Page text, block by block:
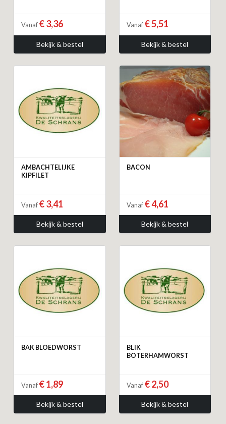
Vanaf € 3,36
Bekijk & bestel
Vanaf € 5,51
Bekijk & bestel
AMBACHTELIJKE
KIPFILET
Vanaf € 3,41
Bekijk & bestel
BACON
Vanaf € 4,61
Bekijk & bestel
BAK BLOEDWORST
Vanaf € 1,89
Bekijk & bestel
BLIK
BOTERHAMWORST
Vanaf € 2,50
Bekijk & bestel